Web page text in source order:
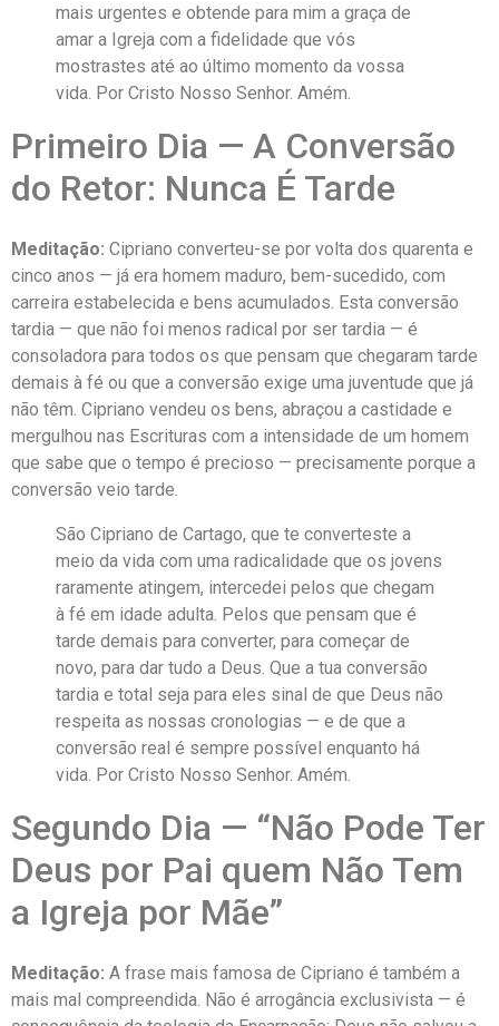
mais urgentes e obtende para mim a graça de
amar a Igreja com a fidelidade que vós
mostrastes até ao último momento da vossa
vida. Por Cristo Nosso Senhor. Amém.
Primeiro Dia — A Conversão
do Retor: Nunca É Tarde
Meditação: Cipriano converteu-se por volta dos quarenta e
cinco anos — já era homem maduro, bem-sucedido, com
carreira estabelecida e bens acumulados. Esta conversão
tardia — que não foi menos radical por ser tardia — é
consoladora para todos os que pensam que chegaram tarde
demais à fé ou que a conversão exige uma juventude que já
não têm. Cipriano vendeu os bens, abraçou a castidade e
mergulhou nas Escrituras com a intensidade de um homem
que sabe que o tempo é precioso — precisamente porque a
conversão veio tarde.
São Cipriano de Cartago, que te converteste a
meio da vida com uma radicalidade que os jovens
raramente atingem, intercedei pelos que chegam
à fé em idade adulta. Pelos que pensam que é
tarde demais para converter, para começar de
novo, para dar tudo a Deus. Que a tua conversão
tardia e total seja para eles sinal de que Deus não
respeita as nossas cronologias — e de que a
conversão real é sempre possível enquanto há
vida. Por Cristo Nosso Senhor. Amém.
Segundo Dia — “Não Pode Ter
Deus por Pai quem Não Tem
a Igreja por Mãe”
Meditação: A frase mais famosa de Cipriano é também a
mais mal compreendida. Não é arrogância exclusivista — é